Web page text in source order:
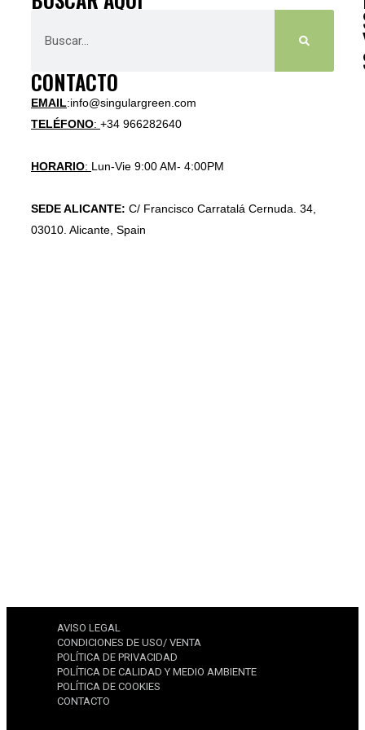
CONTACTO
EMAIL:info@singulargreen.com
TELÉFONO: +34 966282640
HORARIO: Lun-Vie 9:00 AM- 4:00PM
SEDE ALICANTE: C/ Francisco Carratalá Cernuda. 34,
03010. Alicante, Spain
AVISO LEGAL
CONDICIONES DE USO/ VENTA
POLÍTICA DE PRIVACIDAD
POLÍTICA DE CALIDAD Y MEDIO AMBIENTE
POLÍTICA DE COOKIES
CONTACTO